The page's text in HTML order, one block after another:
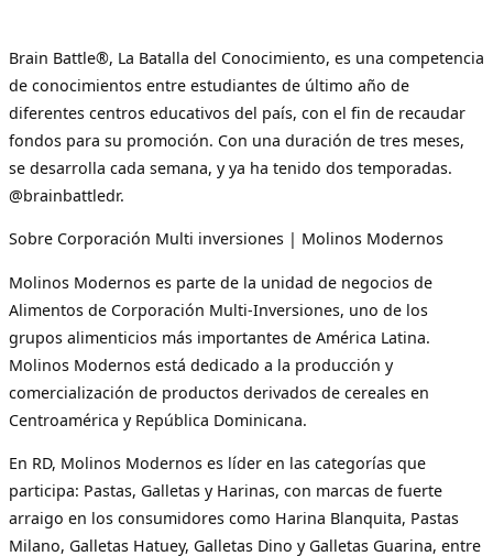
Brain Battle®, La Batalla del Conocimiento, es una competencia
de conocimientos entre estudiantes de último año de
diferentes centros educativos del país, con el fin de recaudar
fondos para su promoción. Con una duración de tres meses,
se desarrolla cada semana, y ya ha tenido dos temporadas.
@brainbattledr.
Sobre Corporación Multi inversiones | Molinos Modernos
Molinos Modernos es parte de la unidad de negocios de
Alimentos de Corporación Multi-Inversiones, uno de los
grupos alimenticios más importantes de América Latina.
Molinos Modernos está dedicado a la producción y
comercialización de productos derivados de cereales en
Centroamérica y República Dominicana.
En RD, Molinos Modernos es líder en las categorías que
participa: Pastas, Galletas y Harinas, con marcas de fuerte
arraigo en los consumidores como Harina Blanquita, Pastas
Milano, Galletas Hatuey, Galletas Dino y Galletas Guarina, entre